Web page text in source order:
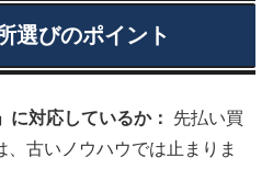
選びのポイント
に対応しているか：
先払い買
古いノウハウでは止まりま